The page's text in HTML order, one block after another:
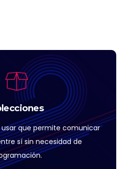
usar que permite comunicar
sí sin necesidad de